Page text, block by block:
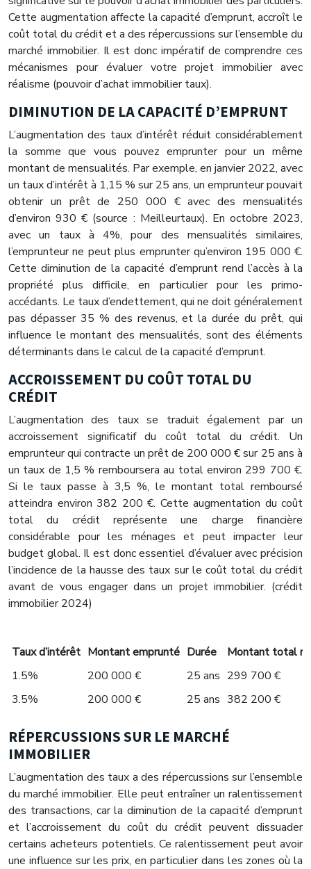
Cette augmentation affecte la capacité d’emprunt, accroît le
coût total du crédit et a des répercussions sur l’ensemble du
marché immobilier. Il est donc impératif de comprendre ces
mécanismes pour évaluer votre projet immobilier avec
réalisme (pouvoir d’achat immobilier taux).
DIMINUTION DE LA CAPACITÉ D’EMPRUNT
L’augmentation des taux d’intérêt réduit considérablement
la somme que vous pouvez emprunter pour un même
montant de mensualités. Par exemple, en janvier 2022, avec
un taux d’intérêt à 1,15 % sur 25 ans, un emprunteur pouvait
obtenir un prêt de 250 000 € avec des mensualités
d’environ 930 € (source : Meilleurtaux). En octobre 2023,
avec un taux à 4%, pour des mensualités similaires,
l’emprunteur ne peut plus emprunter qu’environ 195 000 €.
Cette diminution de la capacité d’emprunt rend l’accès à la
propriété plus difficile, en particulier pour les primo-
accédants. Le taux d’endettement, qui ne doit généralement
pas dépasser 35 % des revenus, et la durée du prêt, qui
influence le montant des mensualités, sont des éléments
déterminants dans le calcul de la capacité d’emprunt.
ACCROISSEMENT DU COÛT TOTAL DU
CRÉDIT
L’augmentation des taux se traduit également par un
accroissement significatif du coût total du crédit. Un
emprunteur qui contracte un prêt de 200 000 € sur 25 ans à
un taux de 1,5 % remboursera au total environ 299 700 €.
Si le taux passe à 3,5 %, le montant total remboursé
atteindra environ 382 200 €. Cette augmentation du coût
total du crédit représente une charge financière
considérable pour les ménages et peut impacter leur
budget global. Il est donc essentiel d’évaluer avec précision
l’incidence de la hausse des taux sur le coût total du crédit
avant de vous engager dans un projet immobilier. (crédit
immobilier 2024)
Taux d’intérêt Montant emprunté Durée
Montant total
1.5%
200 000 € 25 ans 299 700 €
3.5%
200 000 € 25 ans 382 200 €
RÉPERCUSSIONS SUR LE MARCHÉ
IMMOBILIER
L’augmentation des taux a des répercussions sur l’ensemble
du marché immobilier. Elle peut entraîner un ralentissement
des transactions, car la diminution de la capacité d’emprunt
et l’accroissement du coût du crédit peuvent dissuader
certains acheteurs potentiels. Ce ralentissement peut avoir
une influence sur les prix, en particulier dans les zones où la